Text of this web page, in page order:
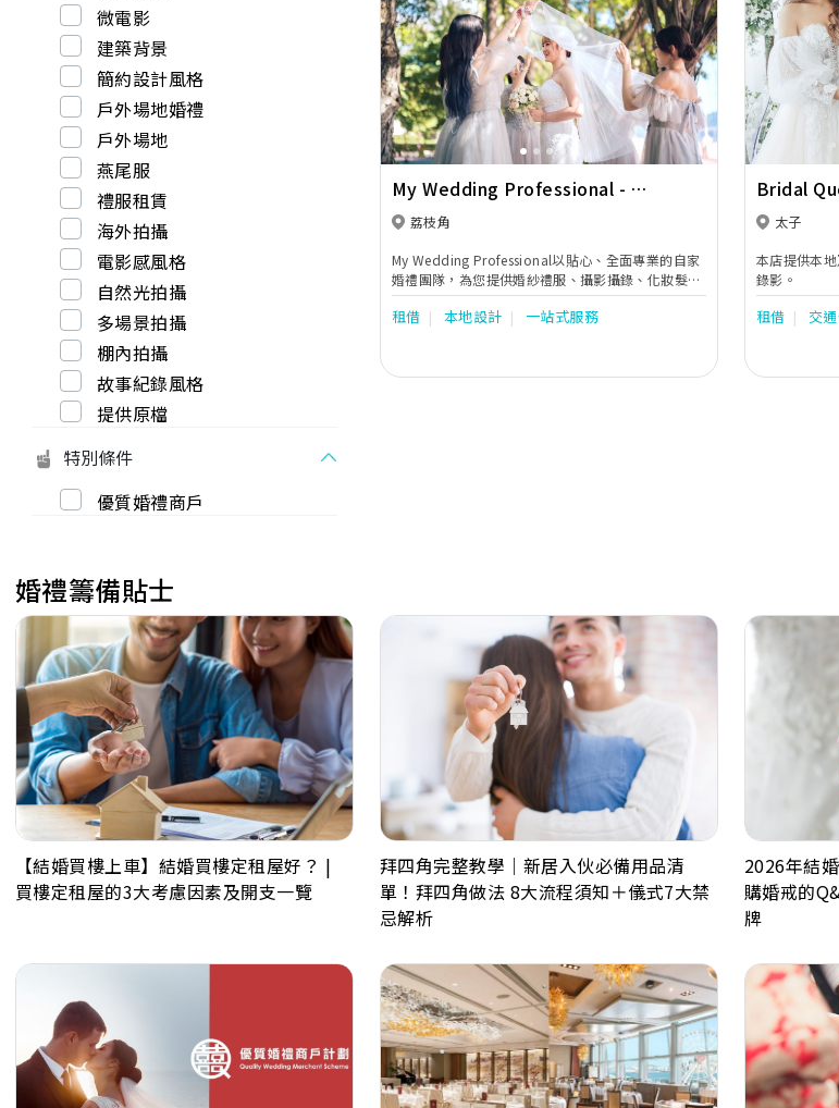
微電影
建築背景
簡約設計風格
戶外場地婚禮
戶外場地
燕尾服
禮服租賃
海外拍攝
電影感風格
自然光拍攝
多場景拍攝
棚內拍攝
故事紀錄風格
提供原檔
特別條件
優質婚禮商戶
Previous Next
My Wedding Professional - My
Seasons 四季薈
荔枝角
My Wedding Professional以貼心、全面專業的自家
婚禮團隊，為您提供婚紗禮服、攝影攝錄、化妝髮
型、婚禮流程指導等服務，讓您以最完美姿態享受甜
蜜難忘的婚禮。
租借 本地設計 一站式服務
Previous
Bridal
太子
本店提供本
錄影。
租借 交
婚禮籌備貼士
【結婚買樓上車】結婚買樓定租屋好？ |
買樓定租屋的3大考慮因素及開支一覽
拜四角完整教學｜新居入伙必備用品清
單！拜四角做法 8大流程須知＋儀式7大禁
忌解析
2026年結
購婚戒的
牌